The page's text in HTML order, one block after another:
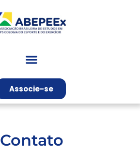
Associe-se
Contato